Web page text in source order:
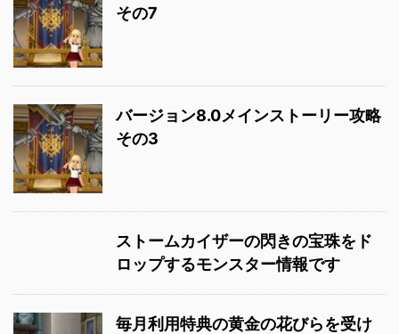
その7
バージョン8.0メインストーリー攻略
その3
ストームカイザーの閃きの宝珠をド
ロップするモンスター情報です
毎月利用特典の黄金の花びらを受け